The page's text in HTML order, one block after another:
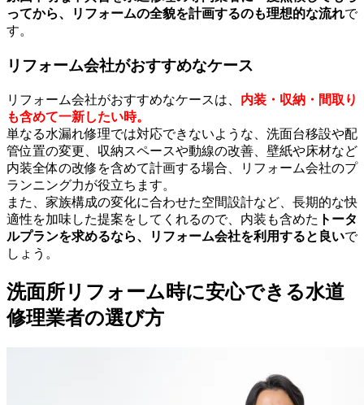
ってから、リフォームの全貌を計画するのも理想的な流れで
す。
リフォーム会社がおすすめなケース
リフォーム会社がおすすめなケースは、 内装・収納・間取り
も含めて一新したい時。
単なる水漏れ修理では対応できないような、洗面台移設や配
管位置の変更、収納スペースや動線の改善、壁紙や床材など
内装全体の改修を含めて計画する場合、リフォーム会社のプ
ランニング力が役立ちます。
また、家族構成の変化に合わせた空間設計など、長期的な快
適性を加味した提案をしてくれるので、内装も含めた トータ
ルプランを求めるなら、リフォーム会社を利用すると良いで
しょう。
洗面所リフォーム時に安心できる水道
修理業者の選び方